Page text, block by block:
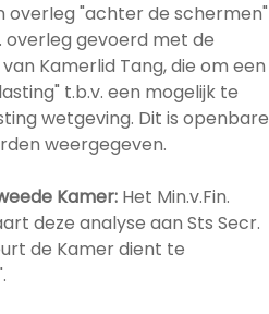
overleg "achter de schermen"
overleg gevoerd met de
Kamerlid Tang, die om een
t.b.v. een mogelijk te
wetgeving. Dit is openbare
weergegeven.
Kamer: Het Min.v.Fin.
deze analyse aan Sts Secr.
de Kamer dient te